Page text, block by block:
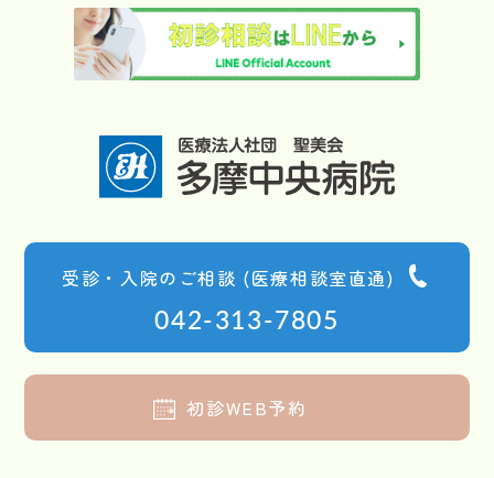
受診・入院のご相談 (医療相談室直通)
042-313-7805
初診WEB予約